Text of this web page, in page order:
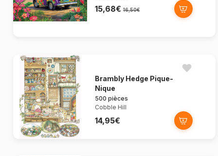
15,68€ 16,50€
Brambly Hedge Pique-
Nique
500 pièces
Cobble Hill
14,95€